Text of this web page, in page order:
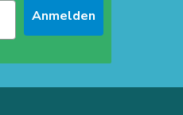
Anmelden